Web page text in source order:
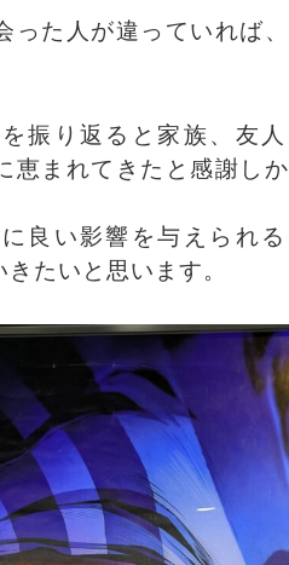
った人が違っていれば
振り返ると家族、友
恵まれてきたと感謝し
良い影響を与えられ
たいと思います。